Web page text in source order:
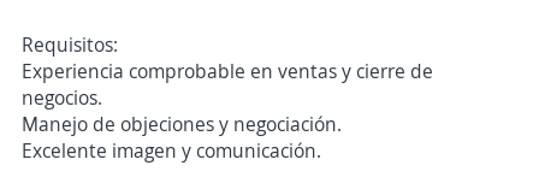
Requisitos:
Experiencia comprobable en ventas y cierre de
negocios.
Manejo de objeciones y negociación.
Excelente imagen y comunicación.